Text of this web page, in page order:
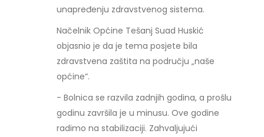
unapređenju zdravstvenog sistema.
Načelnik Općine Tešanj Suad Huskić
objasnio je da je tema posjete bila
zdravstvena zaštita na području „naše
općine“.
- Bolnica se razvila zadnjih godina, a prošlu
godinu završila je u minusu. Ove godine
radimo na stabilizaciji. Zahvaljujući